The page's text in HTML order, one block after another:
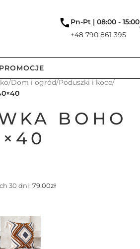
+48 790 861 395
Pn-Pt | 08:00 - 15:00
/Dom i ogród/Poduszki i koce/
BOHO
30 dni: 79.00zł